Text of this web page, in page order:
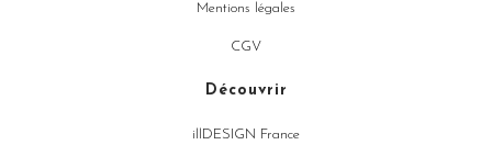
Mentions légales
CGV
Découvrir
illDESIGN France